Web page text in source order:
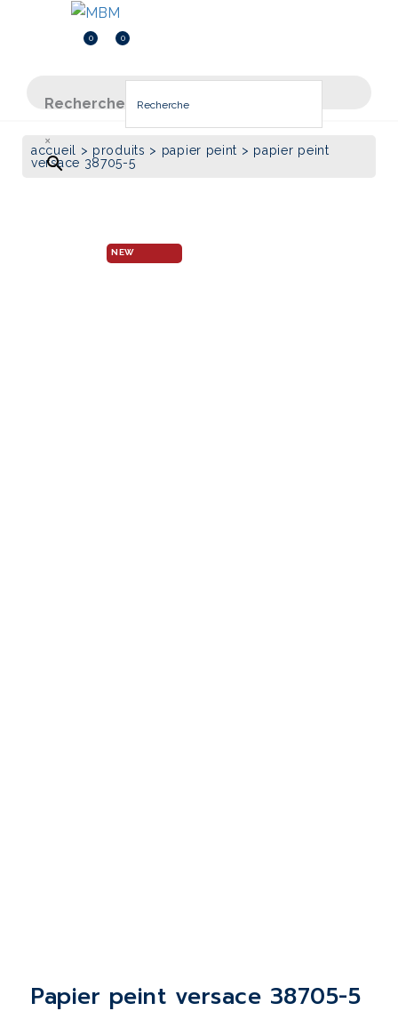
Inscription
0 0
0.000
Recherche
×
accueil > produits > papier peint > papier peint
versace 38705-5
papier peint versace 38705-5